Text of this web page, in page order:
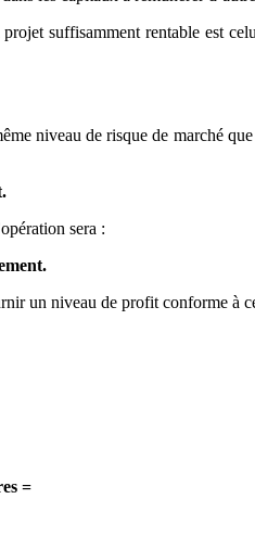
suffisamment rentable est
niveau de risque de marché
sera :
un niveau de profit conforme à
=